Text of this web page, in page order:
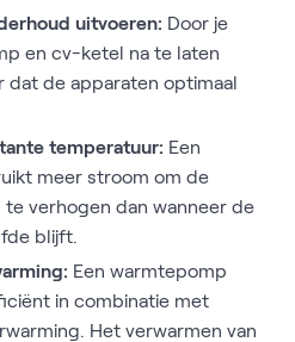
uitvoeren: Door je
en cv-ketel na te laten
dat de apparaten optimaal
temperatuur: Een
meer stroom om de
verhogen dan wanneer de
blijft.
Een warmtepomp
in combinatie met
Het verwarmen van